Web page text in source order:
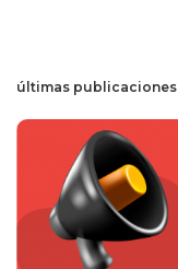
últimas publicaciones